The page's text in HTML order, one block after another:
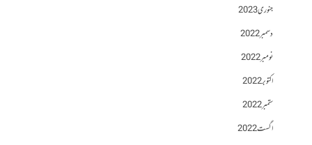
جنوری 2023
دسمبر 2022
نومبر 2022
اکتوبر 2022
ستمبر 2022
اگست 2022